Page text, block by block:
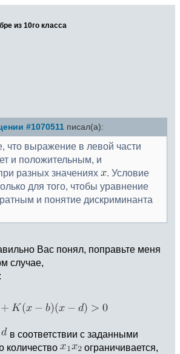
из 10го класса
#1070511 писал(а):
что выражение в левой части
и положительным, и
разных значениях
. Условие
для того, чтобы уравнение
и понятие дискриминанта
Вас понял, поправьте меня
случае,
в соответствии с заданными
количество
ограничивается,